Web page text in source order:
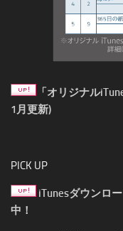
「オリジナル
1月更新)
PICK UP
iTunesダウンロ
中！